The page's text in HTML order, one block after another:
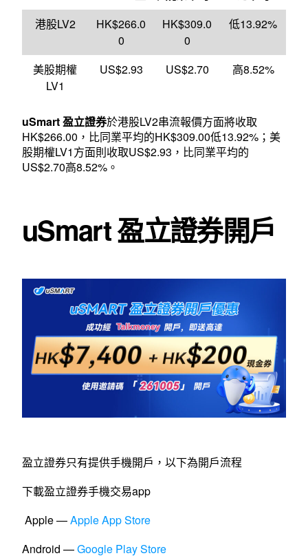
港股LV2
HK$266.0
0
HK$309.0
0
低13.92%
美股期權
LV1
US$2.93 US$2.70 高8.52%
uSmart 盈立證券於港股LV2串流報價方面將收取
HK$266.00，比同業平均的HK$309.00低13.92%；美
股期權LV1方面則收取US$2.93，比同業平均的
US$2.70高8.52%。
uSmart 盈立證券開戶
盈立證券只有提供手機開戶，以下為開戶流程
下載盈立證券手機交易app
Apple —Apple App Store
Android —Google Play Store